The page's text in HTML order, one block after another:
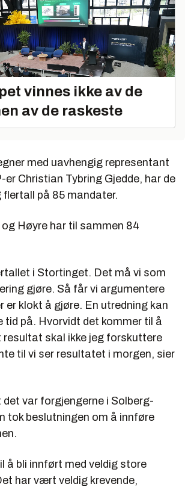
vinnes ikke av de
av de raskeste
med uavhengig representant
er Christian Tybring Gjedde, har de
flertall på 85 mandater.
Høyre har til sammen 84
i Stortinget. Det må vi som
gjøre. Så får vi argumentere
er klokt å gjøre. En utredning kan
tid på. Hvorvidt det kommer til å
resultat skal ikke jeg forskuttere
til vi ser resultatet i morgen, sier
det var forgjengerne i Solberg-
tok beslutningen om å innføre
å bli innført med veldig store
har vært veldig krevende,